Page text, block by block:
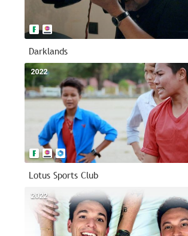
Darklands
2022
Lotus Sports Club
2022